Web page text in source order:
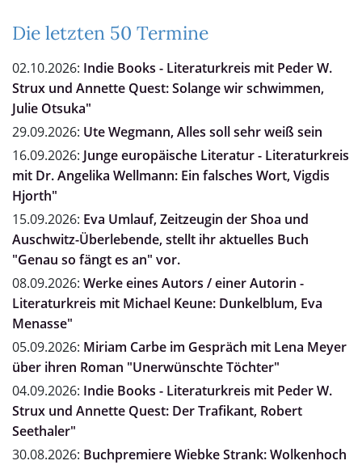
Die letzten 50 Termine
02.10.2026: Indie Books - Literaturkreis mit Peder W.
Strux und Annette Quest: Solange wir schwimmen,
Julie Otsuka"
29.09.2026: Ute Wegmann, Alles soll sehr weiß sein
16.09.2026: Junge europäische Literatur - Literaturkreis
mit Dr. Angelika Wellmann: Ein falsches Wort, Vigdis
Hjorth"
15.09.2026: Eva Umlauf, Zeitzeugin der Shoa und
Auschwitz-Überlebende, stellt ihr aktuelles Buch
"Genau so fängt es an" vor.
08.09.2026: Werke eines Autors / einer Autorin -
Literaturkreis mit Michael Keune: Dunkelblum, Eva
Menasse"
05.09.2026: Miriam Carbe im Gespräch mit Lena Meyer
über ihren Roman "Unerwünschte Töchter"
04.09.2026: Indie Books - Literaturkreis mit Peder W.
Strux und Annette Quest: Der Trafikant, Robert
Seethaler"
30.08.2026: Buchpremiere Wiebke Strank: Wolkenhoch